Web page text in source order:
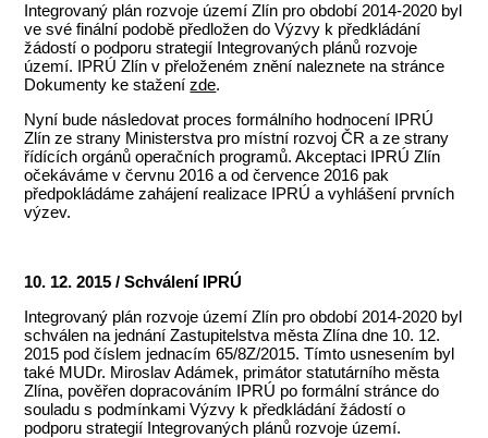
Integrovaný plán rozvoje území Zlín pro období 2014-2020 byl
ve své finální podobě předložen do Výzvy k předkládání
žádostí o podporu strategií Integrovaných plánů rozvoje
území. IPRÚ Zlín v přeloženém znění naleznete na stránce
Dokumenty ke staženízde.
Nyní bude následovat proces formálního hodnocení IPRÚ
Zlín ze strany Ministerstva pro místní rozvoj ČR a ze strany
řídících orgánů operačních programů. Akceptaci IPRÚ Zlín
očekáváme v červnu 2016 a od července 2016 pak
předpokládáme zahájení realizace IPRÚ a vyhlášení prvních
výzev.
10. 12. 2015 / Schválení IPRÚ
Integrovaný plán rozvoje území Zlín pro období 2014-2020 byl
schválen na jednání Zastupitelstva města Zlína dne 10. 12.
2015 pod číslem jednacím 65/8Z/2015. Tímto usnesením byl
také MUDr. Miroslav Adámek, primátor statutárního města
Zlína, pověřen dopracováním IPRÚ po formální stránce do
souladu s podmínkami Výzvy k předkládání žádostí o
podporu strategií Integrovaných plánů rozvoje území.